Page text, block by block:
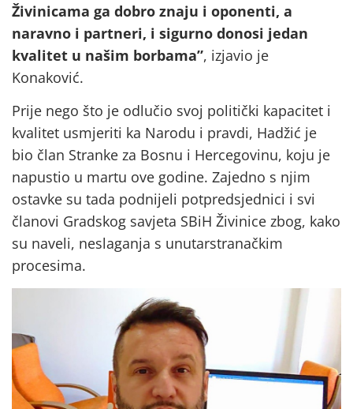
Živinicama ga dobro znaju i oponenti, a
naravno i partneri, i sigurno donosi jedan
kvalitet u našim borbama”, izjavio je
Konaković.
Prije nego što je odlučio svoj politički kapacitet i
kvalitet usmjeriti ka Narodu i pravdi, Hadžić je
bio član Stranke za Bosnu i Hercegovinu, koju je
napustio u martu ove godine. Zajedno s njim
ostavke su tada podnijeli potpredsjednici i svi
članovi Gradskog savjeta SBiH Živinice zbog, kako
su naveli, neslaganja s unutarstranačkim
procesima.